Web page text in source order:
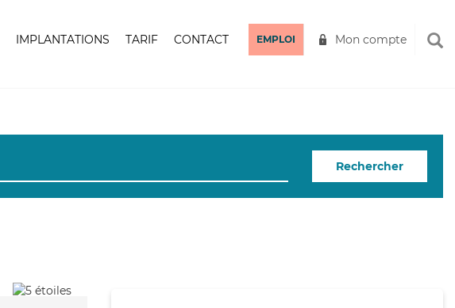
IMPLANTATIONS TARIF CONTACT EMPLOI Mon compte
Rechercher